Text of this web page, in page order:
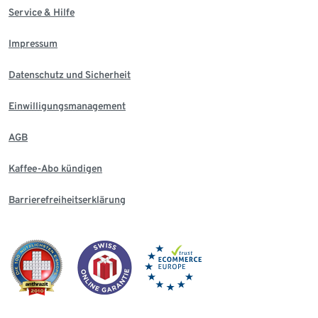
Service & Hilfe
Impressum
Datenschutz und Sicherheit
Einwilligungsmanagement
AGB
Kaffee-Abo kündigen
Barrierefreiheitserklärung